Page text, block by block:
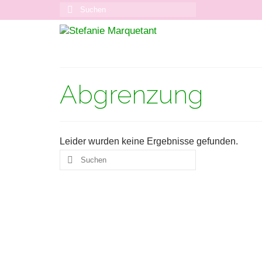
Suchen
nach:
Abgrenzung
Leider wurden keine Ergebnisse gefunden.
Suchen
nach: